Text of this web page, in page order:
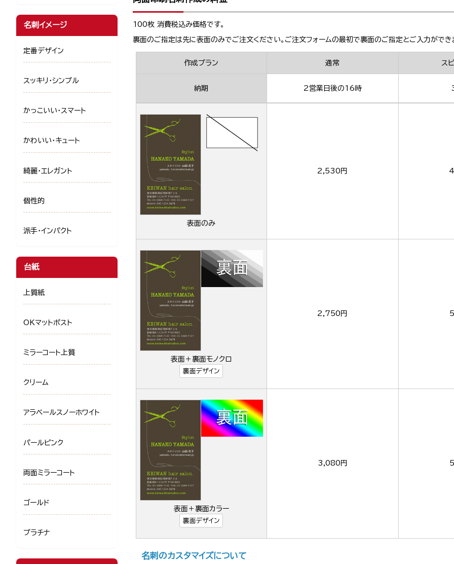
100枚 消費税込み価格です。
裏面のご指定は先に表面のみでご注文ください。ご注文フォームの最初で裏面のご指定とご入力ができ
作成プラン 通常 ス
納期 2営業日後の16時
表面のみ
2,530円
表面＋裏面モノクロ
裏面デザイン
2,750円
表面＋裏面カラー
裏面デザイン
3,080円
名刺のカスタマイズについて
名刺イメージ
定番デザイン
スッキリ・シンプル
かっこいい・スマート
かわいい・キュート
綺麗・エレガント
個性的
派手・インパクト
台紙
上質紙
OKマットポスト
ミラーコート上質
クリーム
アラベールスノーホワイト
パールピンク
両面ミラーコート
ゴールド
プラチナ